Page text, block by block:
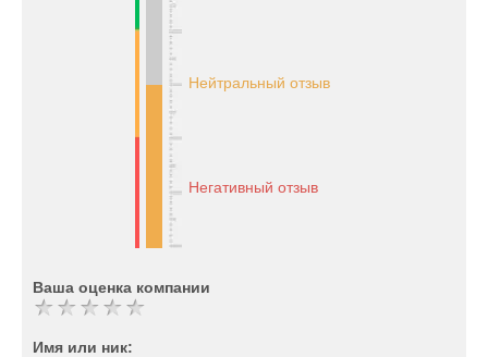
Нейтральный отзыв
Негативный отзыв
Ваша оценка компании
Имя или ник: